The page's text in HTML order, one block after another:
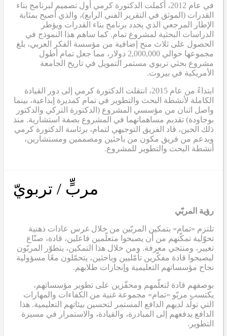
في عام 2012، أكملت الدكتورة كرمي أول تصميم لبرنامج بناء
القدرات (الموثق في التقرير الفني الرابع)، والذي أصبح بمثابة
الإطار المرجعي الذي يحدد برنامج بناء القدرات ويؤطر
الدراسات البحثية لمشروع تمام. كما ساهم هذا النموذج في
الحصول على ثلاث منح إضافية من مؤسسة الفكر العربي، بلغ
مجموعها حوالي 2,000,000 دولار، مما جعل تمام أطول
مشروع بحثي تربوي مستمر التمويل في تاريخ الجامعة
الأمريكية في بيروت.
ابتداءً من عام 2015، انتقلت الدكتورة كرمي إلى دور القيادة
الكاملة لأنشطة البحث والتطوير في تمام كمديرة إبداعية، بينما
واصل اثنان من مؤسسي المشروع (الدكتورة التركي والدكتور
بوجاودة) تقديم مساهماتهما في المشروع بصفة استشارية. منذ
ذلك الحين، قاد الفريق التوجيهي لتمام، برئاسة الدكتورة كرمي
وبدعم من فريق مكون من باحثين ومصممين ومستشارين،
أنشطة البحث والتطوير للمشروع.
مربٍّ / تربويّ
رؤية المربّي
تلتزم «تمام» بتمكين المربّين من خلال غرس عادات ذهنية
تحوّلية تمكّنهم من أن يصبحوا متعلّمين فاعلين، قادة، صنّاع
تغيير، ومنتجي معرفة. ومن خلال هذا التمكين، يتطوّر المربّون
ليصبحوا قادة مفكّرين تأمّليين وباحثين، يتحمّلون معًا مسؤولية
نجاح مؤسساتهم التعليمية وإنجازات طلابهم.
بوصفهم قادة لتعلّمهم ومحفّزين على تطوير مؤسساتهم،
يكتسب مربّو «تمام» مجموعة غنية من الكفاءات والمهارات
التي تولّد لديهم الدافع المستمر لتحسين بيئاتهم التعليمية. هذا
الدافع يدفعهم إلى المبادرة، والقيادة، والاستمرار في مسيرة
التطوير.